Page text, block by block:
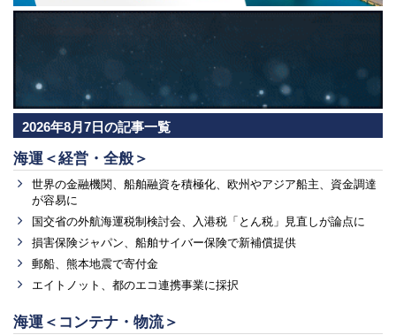
2026年8月7日の記事一覧
海運＜経営・全般＞
世界の金融機関、船舶融資を積極化、欧州やアジア船主、資金調達
が容易に
国交省の外航海運税制検討会、入港税「とん税」見直しが論点に
損害保険ジャパン、船舶サイバー保険で新補償提供
郵船、熊本地震で寄付金
エイトノット、都のエコ連携事業に採択
海運＜コンテナ・物流＞